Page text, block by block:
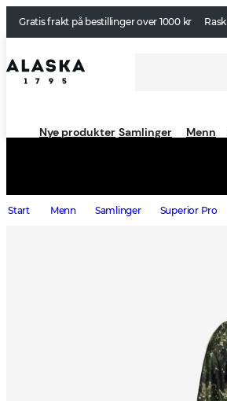
Gratis frakt på bestillinger over 1000 kr
Nye produkter Samlinger Menn
Start Menn Samlinger Superior Pro